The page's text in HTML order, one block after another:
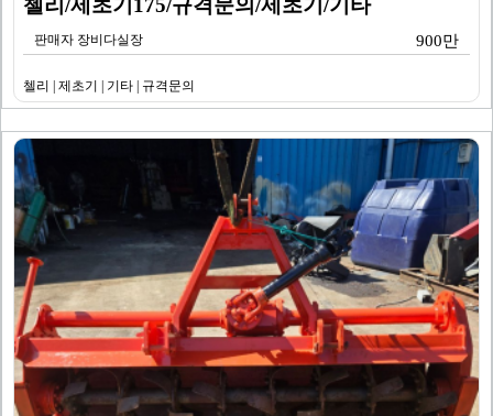
첼리/제초기175/규격문의/제초기/기타
판매자 장비다실장 900만
첼리 | 제초기 | 기타 | 규격문의